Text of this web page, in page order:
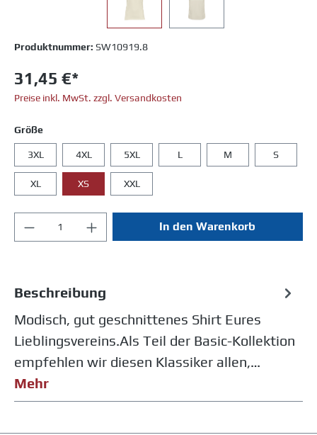
Produktnummer: SW10919.8
31,45 €*
Preise inkl. MwSt. zzgl. Versandkosten
Größe
3XL 4XL 5XL L M S
XL XS XXL
In den Warenkorb
Beschreibung
Modisch, gut geschnittenes Shirt Eures
Lieblingsvereins.Als Teil der Basic-Kollektion
empfehlen wir diesen Klassiker allen,…
Mehr